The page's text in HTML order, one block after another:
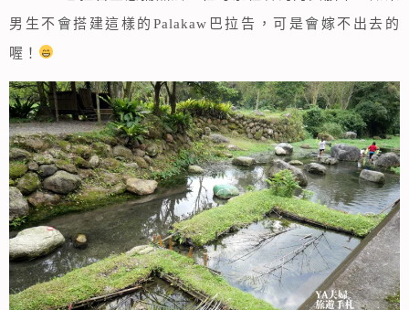
男生不會搭建這樣的Palakaw巴拉告，可是會嫁不出去的
喔！